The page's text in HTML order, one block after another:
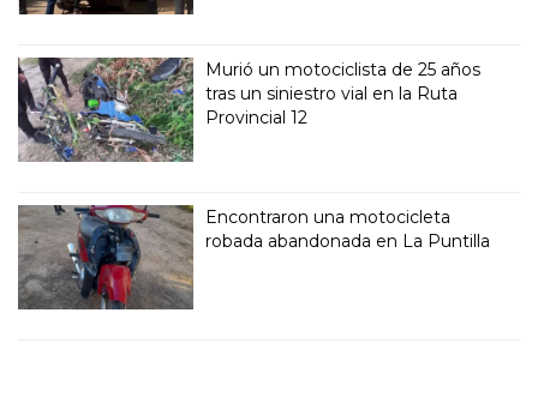
Murió un motociclista de 25 años
tras un siniestro vial en la Ruta
Provincial 12
Encontraron una motocicleta
robada abandonada en La Puntilla